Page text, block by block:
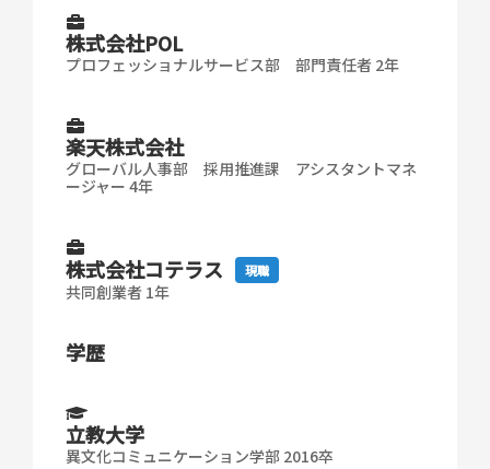
株式会社POL
プロフェッショナルサービス部 部門責任者 2年
楽天株式会社
グローバル人事部 採用推進課 アシスタントマネ
ージャー 4年
株式会社コテラス 現職
共同創業者 1年
学歴
立教大学
異文化コミュニケーション学部 2016卒